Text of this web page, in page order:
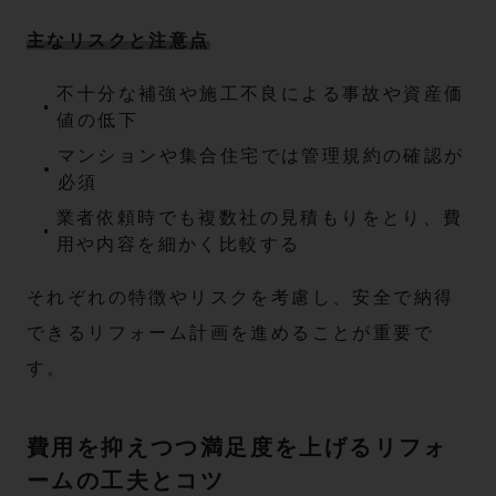
主なリスクと注意点
不十分な補強や施工不良による事故や資産価
値の低下
マンションや集合住宅では管理規約の確認が
必須
業者依頼時でも複数社の見積もりをとり、費
用や内容を細かく比較する
それぞれの特徴やリスクを考慮し、安全で納得
できるリフォーム計画を進めることが重要で
す。
費用を抑えつつ満足度を上げるリフォ
ームの工夫とコツ